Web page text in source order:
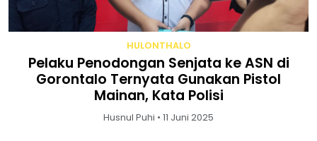
HULONTHALO
Pelaku Penodongan Senjata ke ASN di
Gorontalo Ternyata Gunakan Pistol
Mainan, Kata Polisi
Husnul Puhi • 11 Juni 2025